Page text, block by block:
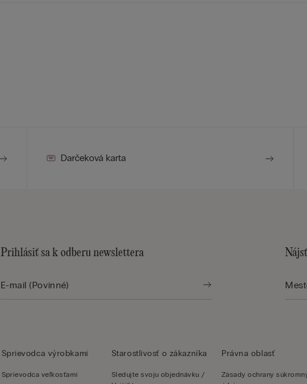
Darčeková karta
Prihlásiť sa k odberu newslettera
Sprievodca výrobkami
Sprievodca veľkosťami
Starostlivosť o zákazníka
Sledujte svoju objednávku /
Právna oblasť
Zásady ochrany